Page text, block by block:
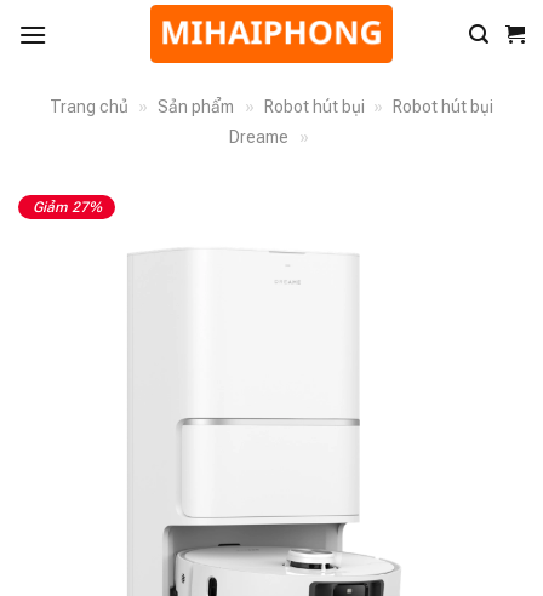
Trang chủ » Sản phẩm » Robot hút bụi »
Robot hút bụi
Dreame
»
Giảm 27%